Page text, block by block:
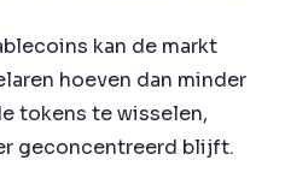
kan de markt
hoeven dan minder
tokens te wisselen,
geconcentreerd blijft.